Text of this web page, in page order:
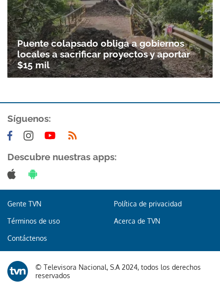
Puente colapsado obliga a gobiernos
locales a sacrificar proyectos y aportar
$15 mil
Síguenos:
Descubre nuestras apps:
Gente TVN Política de privacidad
Términos de uso Acerca de TVN
Contáctenos
© Televisora Nacional, S.A 2024, todos los derechos
reservados